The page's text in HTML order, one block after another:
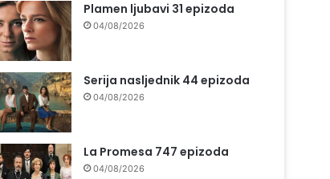
Plamen ljubavi 31 epizoda
04/08/2026
Serija nasljednik 44 epizoda
04/08/2026
La Promesa 747 epizoda
04/08/2026